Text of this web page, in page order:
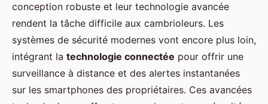
conception robuste et leur technologie avancée
rendent la tâche difficile aux cambrioleurs. Les
systèmes de sécurité modernes vont encore plus loin,
intégrant la technologie connectée pour offrir une
surveillance à distance et des alertes instantanées
sur les smartphones des propriétaires. Ces avancées